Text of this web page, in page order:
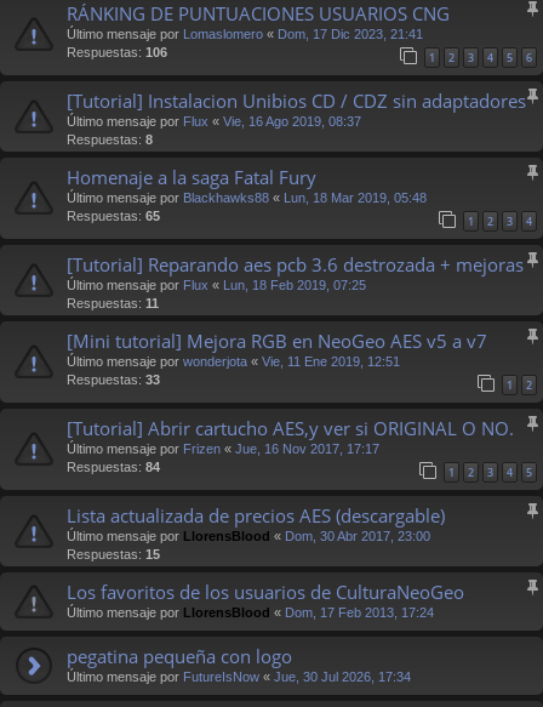
RÁNKING DE PUNTUACIONES USUARIOS CNG
Último mensaje por Lomaslomero « Dom, 17 Dic 2023, 21:41
Respuestas: 106 1 2 3 4 5 6
[Tutorial] Instalacion Unibios CD / CDZ sin adaptadores
Último mensaje por Flux « Vie, 16 Ago 2019, 08:37
Respuestas: 8
Homenaje a la saga Fatal Fury
Último mensaje por Blackhawks88 « Lun, 18 Mar 2019, 05:48
Respuestas: 65 1 2 3 4
[Tutorial] Reparando aes pcb 3.6 destrozada + mejoras
Último mensaje por Flux «
Lun, 18 Feb 2019, 07:25
Respuestas: 11
[Mini tutorial] Mejora RGB en NeoGeo AES v5 a v7
Último mensaje por wonderjota « Vie, 11 Ene 2019, 12:51
Respuestas: 33 1 2
[Tutorial] Abrir cartucho AES,y ver si ORIGINAL O NO.
Último mensaje por Frizen « Jue, 16 Nov 2017, 17:17
Respuestas: 84 1 2 3 4 5
Lista actualizada de precios AES (descargable)
Último mensaje por LlorensBlood « Dom, 30 Abr 2017, 23:00
Respuestas: 15
Los favoritos de los usuarios de CulturaNeoGeo
Último mensaje por LlorensBlood « Dom, 17 Feb 2013, 17:24
pegatina pequeña con logo
Último mensaje por FutureIsNow « Jue, 30 Jul 2026, 17:34